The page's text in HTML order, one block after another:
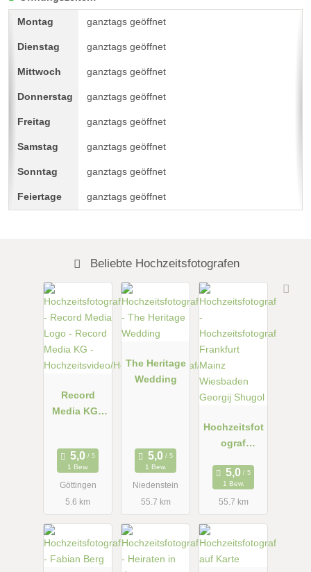
ganztags geöffnet
ganztags geöffnet
ganztags geöffnet
ganztags geöffnet
ganztags geöffnet
ganztags geöffnet
ganztags geöffnet
ganztags geöffnet
Beliebte Hochzeitsfotografen
Record
Media KG -
tsvideograf/
Hochzeitsfil
m
1 Bew.
Göttingen
5.6 km
The Heritage
Wedding
1 Bew.
Niedenstein
55.7 km
Hochzeitsfot
ograf
Mainz
Wiesbaden
Georgij
Shugol
1 Bew.
55.7 km